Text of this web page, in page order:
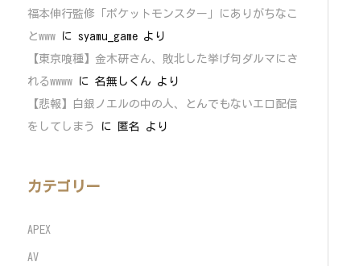
福本伸行監修「ポケットモンスター」にありがちなこ
とwww に syamu_game より
【東京喰種】金木研さん、敗北した挙げ句ダルマにさ
れるwwww に 名無しくん より
【悲報】白銀ノエルの中の人、とんでもないエロ配信
をしてしまう
に 匿名 より
カテゴリー
APEX
AV